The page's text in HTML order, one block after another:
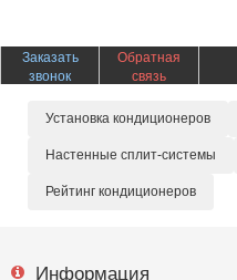
Заказать
звонок
Обратная
связь
Установка кондиционеров
Настенные сплит-системы
Рейтинг кондиционеров
Информация